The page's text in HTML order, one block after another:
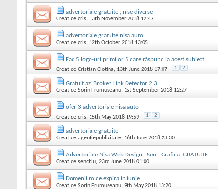
advertoriale gratuite , nise diverse
Creat de cris, 13th November 2018 12:47
advertoriale gratuite nisa auto
Creat de cris, 12th October 2018 13:05
Fac 5 logo-uri primilor 5 care răspund la acest subiect.
Creat de Cristian Ciotina, 13th June 2018 17:07 1 2
Gratuit azi Broken Link Detector 2.3
Creat de Sorin Frumuseanu, 1st September 2018 12:27
ofer 3 advertoriale nisa auto
Creat de cris, 15th May 2018 19:59 1 2
advertoriale gratuite
Creat de agentiepublicitate, 16th June 2018 23:30
Advertoriale Nisa Web Design - Seo - Grafica -GRATUITE
Creat de senchiu, 23rd June 2018 01:00
Domenii ro ce expira in iunie
Creat de Sorin Frumuseanu, 9th May 2018 13:20